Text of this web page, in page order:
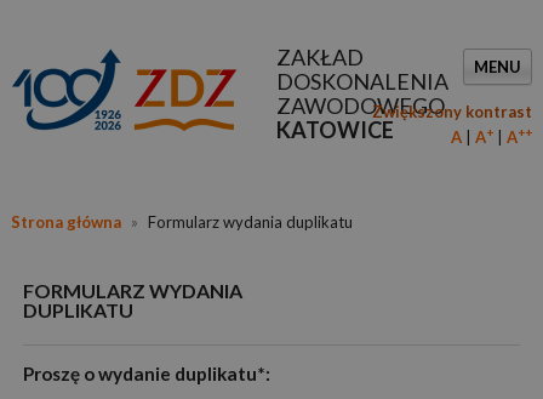
ZAKŁAD
DOSKONALENIA
ZAWODOWEGO
KATOWICE
MENU
Zwiększony kontrast
A
A+ A++
Strona główna » Formularz wydania duplikatu
FORMULARZ WYDANIA
DUPLIKATU
Proszę o wydanie duplikatu*: